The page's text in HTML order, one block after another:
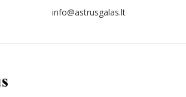
info@astrusgalas.lt